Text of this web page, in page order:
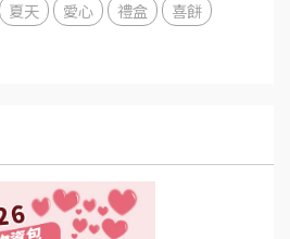
夏天 愛心 禮盒
喜餅